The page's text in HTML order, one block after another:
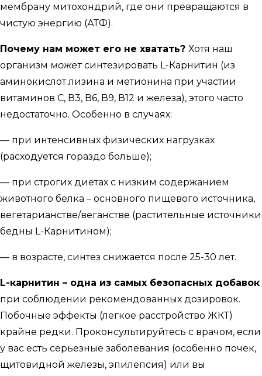
мембрану митохондрий, где они превращаются в
чистую энергию (АТФ).
Почему нам может его не хватать? Хотя наш
организм можетсинтезировать L-Карнитин (из
аминокислот лизина и метионина при участии
витаминов С, В3, В6, В9, В12 и железа), этого часто
недостаточно. Особенно в случаях:
— при интенсивных физических нагрузках
(расходуется гораздо больше);
— при строгих диетах с низким содержанием
животного белка – основного пищевого источника,
вегетарианстве/веганстве (растительные источники
бедны L-Карнитином);
— в возрасте, синтез снижается после 25-30 лет.
L-карнитин – одна из самых безопасных добавок
при соблюдении рекомендованных дозировок.
Побочные эффекты (легкое расстройство ЖКТ)
крайне редки. Проконсультируйтесь с врачом, если
у вас есть серьезные заболевания (особенно почек,
щитовидной железы, эпилепсия) или вы